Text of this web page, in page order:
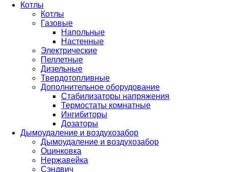
Котлы
Котлы
Газовые
Напольные
Настенные
Электрические
Пеллетные
Дизельные
Твердотопливные
Дополнительное оборудование
Стабилизаторы напряжения
Термостаты комнатные
Ингибиторы
Дозаторы
Дымоудаление и воздухозабор
Дымоудаление и воздухозабор
Оцинковка
Нержавейка
Сэндвич